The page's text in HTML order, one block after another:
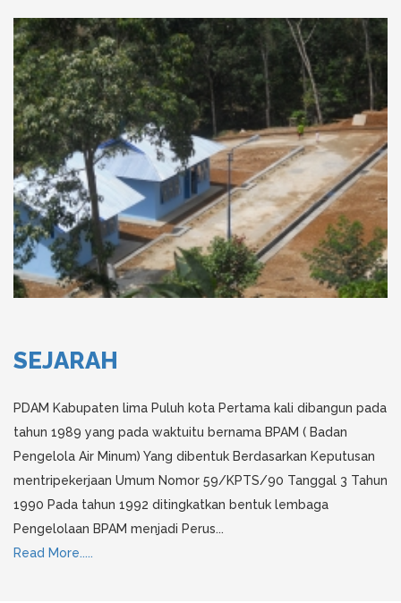
SEJARAH
PDAM Kabupaten lima Puluh kota Pertama kali dibangun pada
tahun 1989 yang pada waktuitu bernama BPAM ( Badan
Pengelola Air Minum) Yang dibentuk Berdasarkan Keputusan
mentripekerjaan Umum Nomor 59/KPTS/90 Tanggal 3 Tahun
1990 Pada tahun 1992 ditingkatkan bentuk lembaga
Pengelolaan BPAM menjadi Perus...
Read More.....